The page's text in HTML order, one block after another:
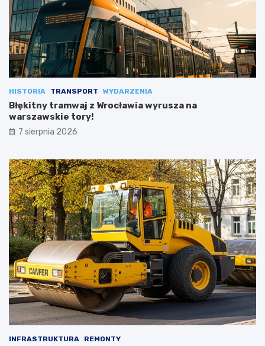
HISTORIA TRANSPORT WYDARZENIA
Błękitny tramwaj z Wrocławia wyrusza na
warszawskie tory!
7 sierpnia 2026
INFRASTRUKTURA REMONTY